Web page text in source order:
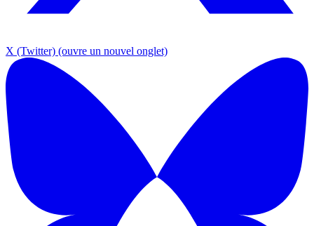
X (Twitter) (ouvre un nouvel onglet)